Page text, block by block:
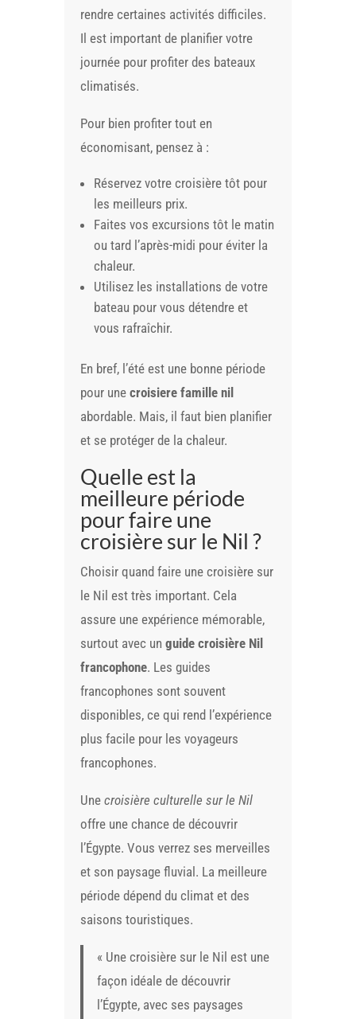
rendre certaines activités difficiles.
Il est important de planifier votre
journée pour profiter des bateaux
climatisés.
Pour bien profiter tout en
économisant, pensez à :
Réservez votre croisière tôt pour
les meilleurs prix.
Faites vos excursions tôt le matin
ou tard l’après-midi pour éviter la
chaleur.
Utilisez les installations de votre
bateau pour vous détendre et
vous rafraîchir.
En bref, l’été est une bonne période
pour unecroisiere famille nil
abordable. Mais, il faut bien planifier
et se protéger de la chaleur.
Quelle est la
meilleure période
pour faire une
croisière sur le Nil ?
Choisir quand faire une croisière sur
le Nil est très important. Cela
assure une expérience mémorable,
surtout avec unguide croisière Nil
francophone. Les guides
francophones sont souvent
disponibles, ce qui rend l’expérience
plus facile pour les voyageurs
francophones.
Unecroisière culturelle sur le Nil
offre une chance de découvrir
l’Égypte. Vous verrez ses merveilles
et son paysage fluvial. La meilleure
période dépend du climat et des
saisons touristiques.
« Une croisière sur le Nil est une
façon idéale de découvrir
l’Égypte, avec ses paysages